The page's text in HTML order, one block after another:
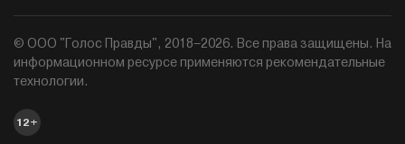
© ООО "Голос Правды", 2018–2026. Все права защищены. На
информационном ресурсе применяются рекомендательные
технологии.
12+